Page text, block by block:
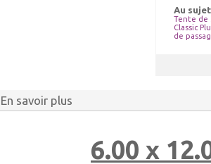
Au
Tente de
Classic
de
En savoir plus
6.00 x